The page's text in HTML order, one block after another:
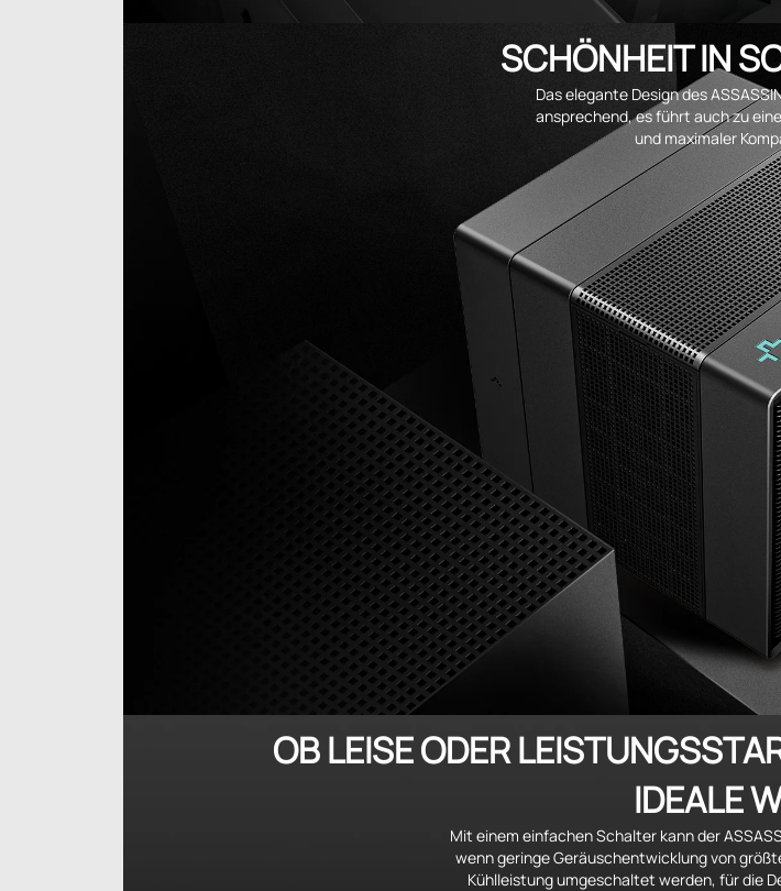
SCHÖNHEIT IN
Das elegante Design des
ansprechend, es führt auch zu
und maximaler
OB LEISE ODER
IDEALE
Mit einem einfachen Schalter kann der
wenn geringe Geräuschentwicklung von
Kühlleistung umgeschaltet werden, für die